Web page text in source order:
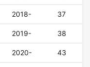
2018- 37
2019- 38
2020- 43